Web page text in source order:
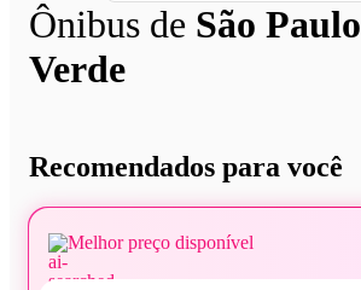
Ônibus de São Paulo
Verde
Recomendados para você
Melhor preço disponível